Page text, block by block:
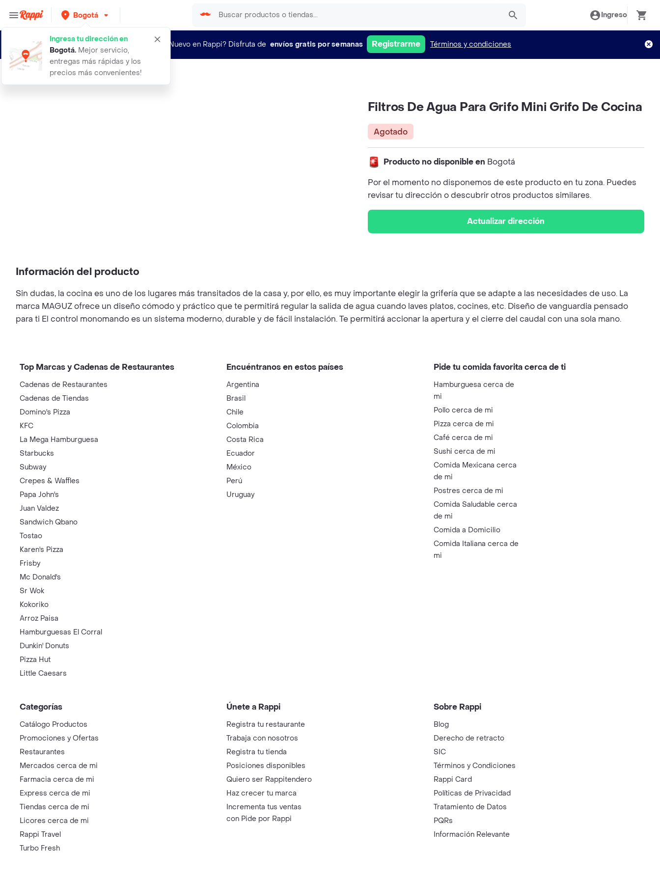
Bogotá
Ingresa tu dirección en
Bogotá. Mejor servicio,
entregas más rápidas y los
precios más convenientes!
Ingreso
¿Nuevo en Rappi? Disfruta de envíos gratis por semanas Registrarme Términos y condiciones
filtros de agua para grifo mini gri
Filtros De Agua Para Grifo Mini Grifo De Cocina
Agotado
Producto no disponible en Bogotá
Por el momento no disponemos de este producto en tu zona. Puedes
revisar tu dirección o descubrir otros productos similares.
Actualizar dirección
Información del producto
Sin dudas, la cocina es uno de los lugares más transitados de la casa y, por ello, es muy importante elegir la grifería que se adapte a las necesidades de uso. La
marca MAGUZ ofrece un diseño cómodo y práctico que te permitirá regular la salida de agua cuando laves platos, cocines, etc. Diseño de vanguardia pensado
para ti El control monomando es un sistema moderno, durable y de fácil instalación. Te permitirá accionar la apertura y el cierre del caudal con una sola mano.
Top Marcas y Cadenas de Restaurantes
Cadenas de Restaurantes
Cadenas de Tiendas
Domino's Pizza
KFC
La Mega Hamburguesa
Starbucks
Subway
Crepes & Waffles
Papa John's
Juan Valdez
Sandwich Qbano
Tostao
Karen's Pizza
Frisby
Mc Donald's
Sr Wok
Kokoriko
Arroz Paisa
Hamburguesas El Corral
Dunkin' Donuts
Pizza Hut
Little Caesars
Encuéntranos en estos países
Argentina
Brasil
Chile
Colombia
Costa Rica
Ecuador
México
Perú
Uruguay
Pide tu comida favorita cerca de ti
Hamburguesa cerca de
mi
Pollo cerca de mi
Pizza cerca de mi
Café cerca de mi
Sushi cerca de mi
Comida Mexicana cerca
de mi
Postres cerca de mi
Comida Saludable cerca
de mi
Comida a Domicilio
Comida Italiana cerca de
mi
Categorías
Catálogo Productos
Promociones y Ofertas
Restaurantes
Mercados cerca de mi
Farmacia cerca de mi
Express cerca de mi
Tiendas cerca de mi
Licores cerca de mi
Rappi Travel
Turbo Fresh
Únete a Rappi
Registra tu restaurante
Trabaja con nosotros
Registra tu tienda
Posiciones disponibles
Quiero ser Rappitendero
Haz crecer tu marca
Incrementa tus ventas
con Pide por Rappi
Sobre Rappi
Blog
Derecho de retracto
SIC
Términos y Condiciones
Rappi Card
Políticas de Privacidad
Tratamiento de Datos
PQRs
Información Relevante